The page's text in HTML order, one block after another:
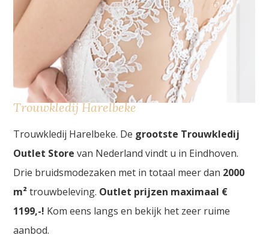
Trouwkledij Harelbeke
Trouwkledij Harelbeke. De grootste Trouwkledij
Outlet Store van Nederland vindt u in Eindhoven.
Drie bruidsmodezaken met in totaal meer dan 2000
m²trouwbeleving. Outlet prijzen maximaal €
1199,-! Kom eens langs en bekijk het zeer ruime
aanbod.